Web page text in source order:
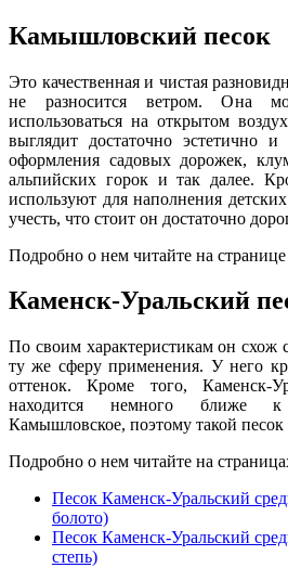
Камышловский песок
Это качественная и чистая
не разносится ветром. Она
использоваться на открытом
выглядит достаточно эстетично
оформления садовых дорожек,
альпийских горок и так далее.
используют для наполнения
учесть, что стоит он достаточно
Подробно о нем читайте на странице
Каменск-Уральский
По своим характеристикам он
ту же сферу применения. У него
оттенок. Кроме того, Каменск-
находится немного ближе к
Камышловское, поэтому такой
Подробно о нем читайте на
Песок Каменск-Уральский
болото)
Песок Каменск-Уральский
степь)